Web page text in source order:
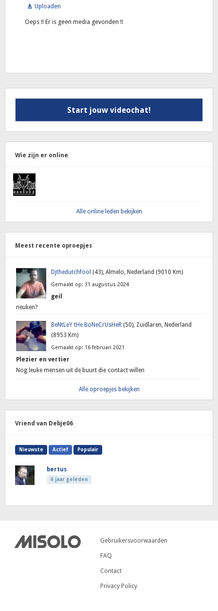
Uploaden
Oeps !! Er is geen media gevonden !!
Start jouw videochat!
Wie zijn er online
Alle online leden bekijken
Meest recente oproepjes
Djthedutchfool (43), Almelo, Nederland (9010 Km)
Gemaakt op: 31 augustus 2024
geil
neuken?
BeNtLeY tHe BoNeCrUsHeR (50), Zuidlaren, Nederland
(8953 Km)
Gemaakt op: 16 februari 2021
Plezier en vertier
Nog leuke mensen uit de buurt die contact willen
Alle oproepjes bekijken
Vriend van Debje06
Nieuwste Actief Populair
bertus
6 jaar geleden
Gebruikersvoorwaarden
FAQ
Contact
Privacy Policy